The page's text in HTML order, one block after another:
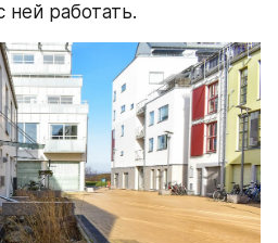
ней работать.